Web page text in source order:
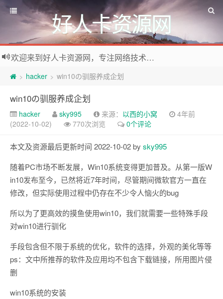
好人卡资源网
欢迎来到好人卡资源网，专注网络技术资源收集，我们不仅是网络资源的搬运工，也生产原创资源。寻找资源请留言或关注公众号:烈日下的男人
> hacker > win10の驯服养成企划
win10の驯服养成企划
hacker sky995 来源： 以西的小窝
4年前
(2022-10-02)
770次浏览 0个评论
本文及资源最后更新时间 2022-10-02 by sky995
随着PC市场不断发展，Win10系统变得更加普及。从第一版W
in10发布至今，已然将近7年时间，尽管期间微软官方一直在
修改，但实际使用过程中仍存在不少令人恼火的bug
所以为了更高效的摸鱼使用win10，我们就需要一些特殊手段
对win10进行驯化
手段包含但不限于系统的优化，软件的选择，外观的美化等等
ps：文中所推荐的软件及应用均不包含下载链接，所用图片侵
删
win10系统的安装